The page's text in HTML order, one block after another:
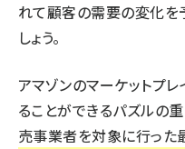
れて顧客の需要の変化を
しょう。
アマゾンのマーケットプ
ることができるパズルの
売事業者を対象に行った